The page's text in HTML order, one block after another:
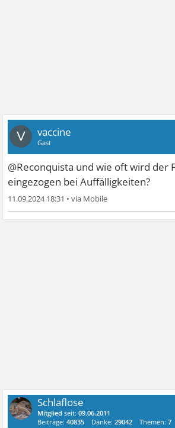
V vaccine
Gast
@Reconquista und wie oft wird der
eingezogen bei Auffälligkeiten?
11.09.2024 18:31 •
Schlaflose
Mitglied seit:09.06.2011
Beiträge:40835 Danke:29042 Themen:7